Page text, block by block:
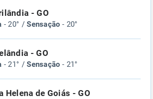
- GO
- 20° /Sensação - 20°
- GO
- 21° /Sensação - 21°
Helena de Goiás - GO